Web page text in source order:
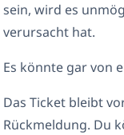
sein, wird es
verursacht hat.
Es könnte gar von
Das Ticket bleibt
Rückmeldung. Du